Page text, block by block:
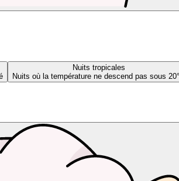
Nuits tropicales
Nuits où la température ne descend pas sous